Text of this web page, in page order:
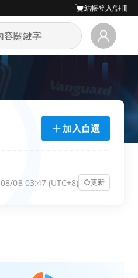
結帳登入/註冊
加入自選
08/08 03:47 (UTC+8) 更新